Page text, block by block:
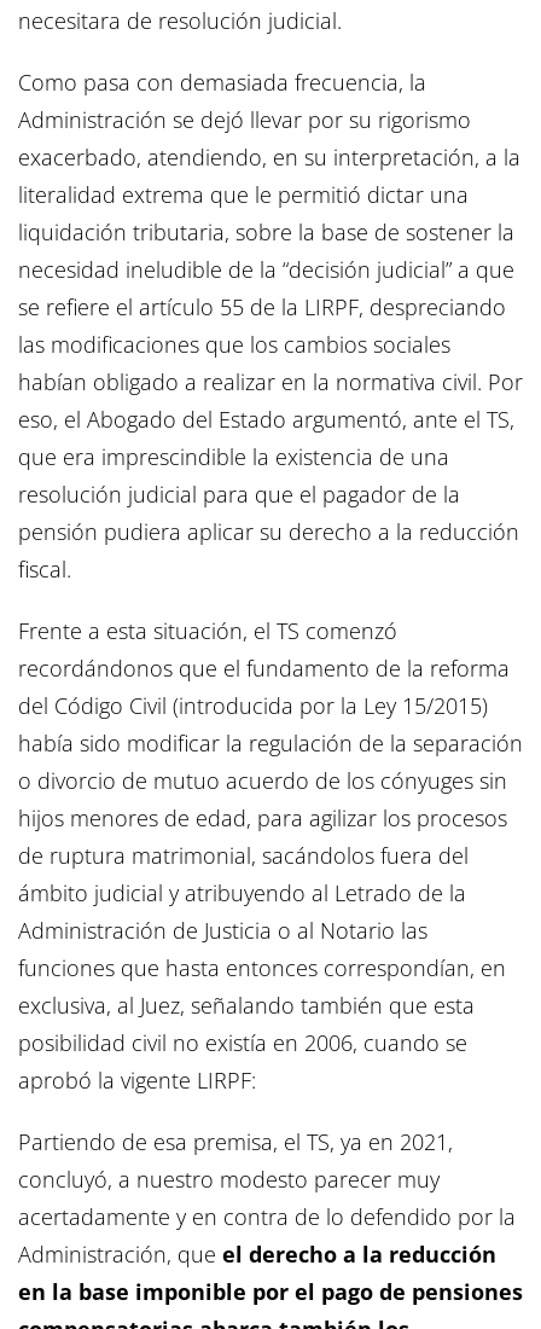
necesitara de resolución judicial.
Como pasa con demasiada frecuencia, la
Administración se dejó llevar por su rigorismo
exacerbado, atendiendo, en su interpretación, a la
literalidad extrema que le permitió dictar una
liquidación tributaria, sobre la base de sostener la
necesidad ineludible de la “decisión judicial” a que
se refiere el artículo 55 de la LIRPF, despreciando
las modificaciones que los cambios sociales
habían obligado a realizar en la normativa civil. Por
eso, el Abogado del Estado argumentó, ante el TS,
que era imprescindible la existencia de una
resolución judicial para que el pagador de la
pensión pudiera aplicar su derecho a la reducción
fiscal.
Frente a esta situación, el TS comenzó
recordándonos que el fundamento de la reforma
del Código Civil (introducida por la Ley 15/2015)
había sido modificar la regulación de la separación
o divorcio de mutuo acuerdo de los cónyuges sin
hijos menores de edad, para agilizar los procesos
de ruptura matrimonial, sacándolos fuera del
ámbito judicial y atribuyendo al Letrado de la
Administración de Justicia o al Notario las
funciones que hasta entonces correspondían, en
exclusiva, al Juez, señalando también que esta
posibilidad civil no existía en 2006, cuando se
aprobó la vigente LIRPF:
Partiendo de esa premisa, el TS, ya en 2021,
concluyó, a nuestro modesto parecer muy
acertadamente y en contra de lo defendido por la
Administración, que el derecho a la reducción
en la base imponible por el pago de pensiones